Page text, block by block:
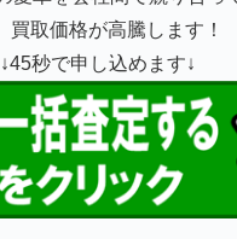
買取価格が高騰します！
↓45秒で申し込めます↓